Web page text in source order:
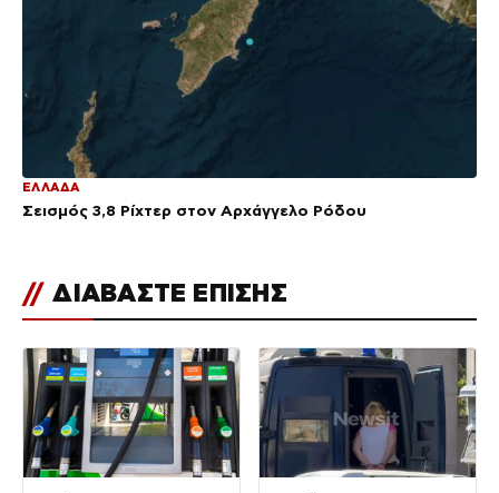
ΕΛΛΑΔΑ
Σεισμός 3,8 Ρίχτερ στον Αρχάγγελο Ρόδου
// ΔΙΑΒΑΣΤΕ ΕΠΙΣΗΣ